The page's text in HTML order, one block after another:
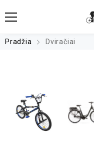
Pradžia Dviračiai